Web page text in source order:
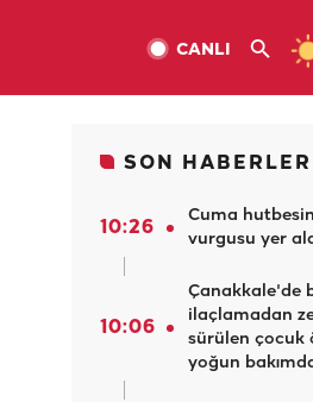
CANLI
SON HABERLER
10:26
Cuma
vurgusu yer
10:06
Çanakkale'de
ilaçlamadan
sürülen çocuk
yoğun